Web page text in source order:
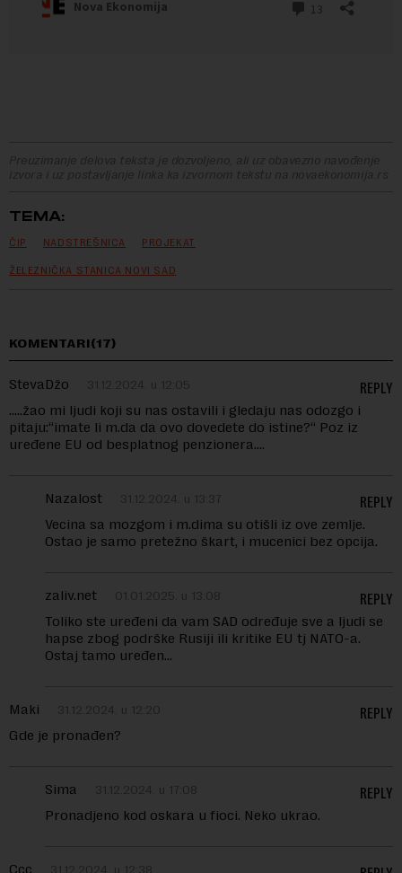
Preuzimanje delova teksta je dozvoljeno, ali uz obavezno navođenje
izvora i uz postavljanje linka ka izvornom tekstu na novaekonomija.rs
TEMA:
ČIP NADSTREŠNICA PROJEKAT
ŽELEZNIČKA STANICA NOVI SAD
KOMENTARI(17)
StevaDžo 31.12.2024. u 12:05
…..žao mi ljudi koji su nas ostavili i gledaju nas odozgo i
pitaju:“imate li m.da da ovo dovedete do istine?“ Poz iz
uređene EU od besplatnog penzionera….
REPLY
Nazalost 31.12.2024. u 13:37
Vecina sa mozgom i m.dima su otišli iz ove zemlje.
Ostao je samo pretežno škart, i mucenici bez opcija.
REPLY
zaliv.net 01.01.2025. u 13:08
Toliko ste uređeni da vam SAD određuje sve a ljudi se
hapse zbog podrške Rusiji ili kritike EU tj NATO-a.
Ostaj tamo uređen…
REPLY
Maki 31.12.2024. u 12:20
Gde je pronađen?
REPLY
Sima 31.12.2024. u 17:08
Pronadjeno kod oskara u fioci. Neko ukrao.
REPLY
Ccc 31.12.2024. u 12:38